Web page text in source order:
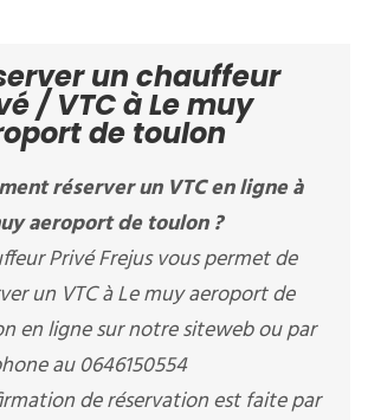
un chauffeur
/ VTC à Le muy
de toulon
réserver un VTC en ligne à
aeroport de toulon ?
Privé Frejus vous permet de
un VTC à Le muy aeroport de
en ligne sur notre siteweb ou par
au 0646150554
de réservation est faite par